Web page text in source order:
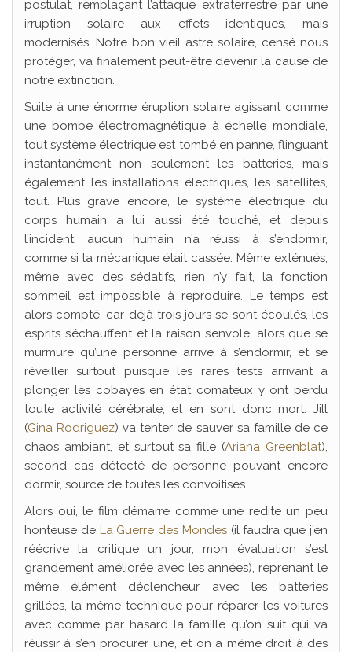
postulat, remplaçant l’attaque extraterrestre par une
irruption solaire aux effets identiques, mais
modernisés. Notre bon vieil astre solaire, censé nous
protéger, va finalement peut-être devenir la cause de
notre extinction.
Suite à une énorme éruption solaire agissant comme
une bombe électromagnétique à échelle mondiale,
tout système électrique est tombé en panne, flinguant
instantanément non seulement les batteries, mais
également les installations électriques, les satellites,
tout. Plus grave encore, le système électrique du
corps humain a lui aussi été touché, et depuis
l’incident, aucun humain n’a réussi à s’endormir,
comme si la mécanique était cassée. Même exténués,
même avec des sédatifs, rien n’y fait, la fonction
sommeil est impossible à reproduire. Le temps est
alors compté, car déjà trois jours se sont écoulés, les
esprits s’échauffent et la raison s’envole, alors que se
murmure qu’une personne arrive à s’endormir, et se
réveiller surtout puisque les rares tests arrivant à
plonger les cobayes en état comateux y ont perdu
toute activité cérébrale, et en sont donc mort. Jill
(Gina Rodriguez) va tenter de sauver sa famille de ce
chaos ambiant, et surtout sa fille (Ariana Greenblat),
second cas détecté de personne pouvant encore
dormir, source de toutes les convoitises.
Alors oui, le film démarre comme une redite un peu
honteuse de La Guerre des Mondes(il faudra que j’en
réécrive la critique un jour, mon évaluation s’est
grandement améliorée avec les années), reprenant le
même élément déclencheur avec les batteries
grillées, la même technique pour réparer les voitures
avec comme par hasard la famille qu’on suit qui va
réussir à s’en procurer une, et on a même droit à des